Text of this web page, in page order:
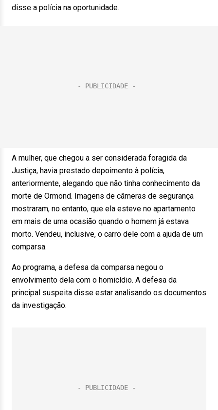
disse a polícia na oportunidade.
A mulher, que chegou a ser considerada foragida da
Justiça, havia prestado depoimento à polícia,
anteriormente, alegando que não tinha conhecimento da
morte de Ormond. Imagens de câmeras de segurança
mostraram, no entanto, que ela esteve no apartamento
em mais de uma ocasião quando o homem já estava
morto. Vendeu, inclusive, o carro dele com a ajuda de um
comparsa.
Ao programa, a defesa da comparsa negou o
envolvimento dela com o homicídio. A defesa da
principal suspeita disse estar analisando os documentos
da investigação.